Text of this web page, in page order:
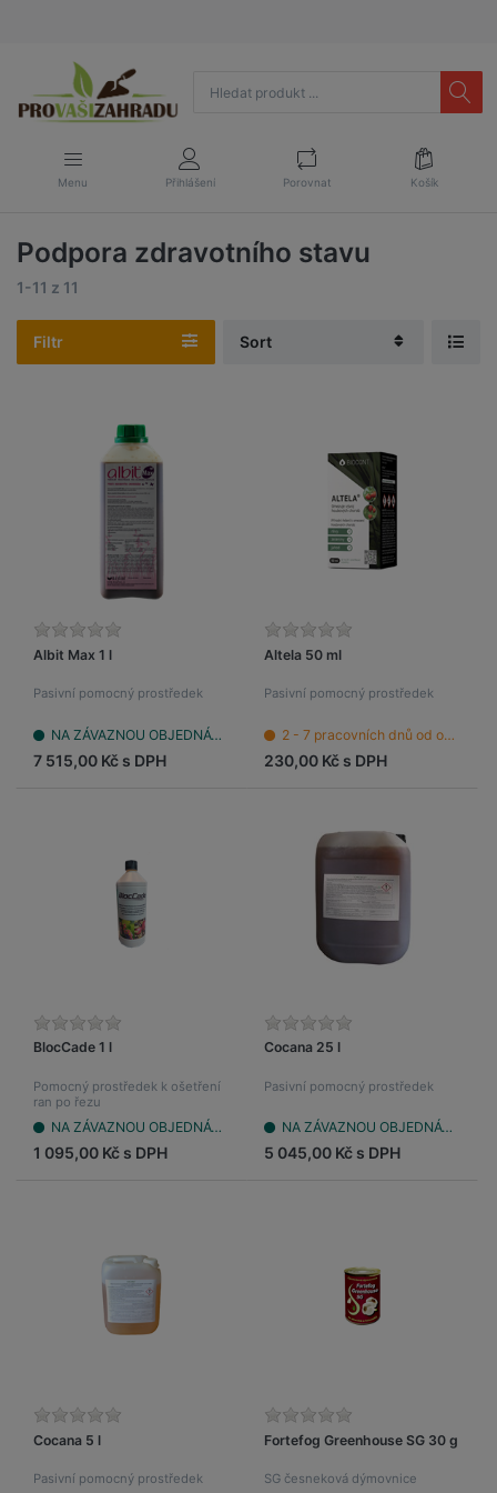
Menu Přihlášení Porovnat Košík
Podpora zdravotního stavu
1-11 z 11
Filtr Sort
Albit Max 1 l
Pasivní pomocný prostředek
NA ZÁVAZNOU OBJEDNÁVKU
7 515,00 Kč s DPH
Altela 50 ml
Pasivní pomocný prostředek
2 - 7 pracovních dnů od objednání
230,00 Kč s DPH
BlocCade 1 l
Pomocný prostředek k ošetření
ran po řezu
NA ZÁVAZNOU OBJEDNÁVKU
1 095,00 Kč s DPH
Cocana 25 l
Pasivní pomocný prostředek
NA ZÁVAZNOU OBJEDNÁVKU
5 045,00 Kč s DPH
Cocana 5 l
Pasivní pomocný prostředek
Fortefog Greenhouse SG 30 g
SG česneková dýmovnice